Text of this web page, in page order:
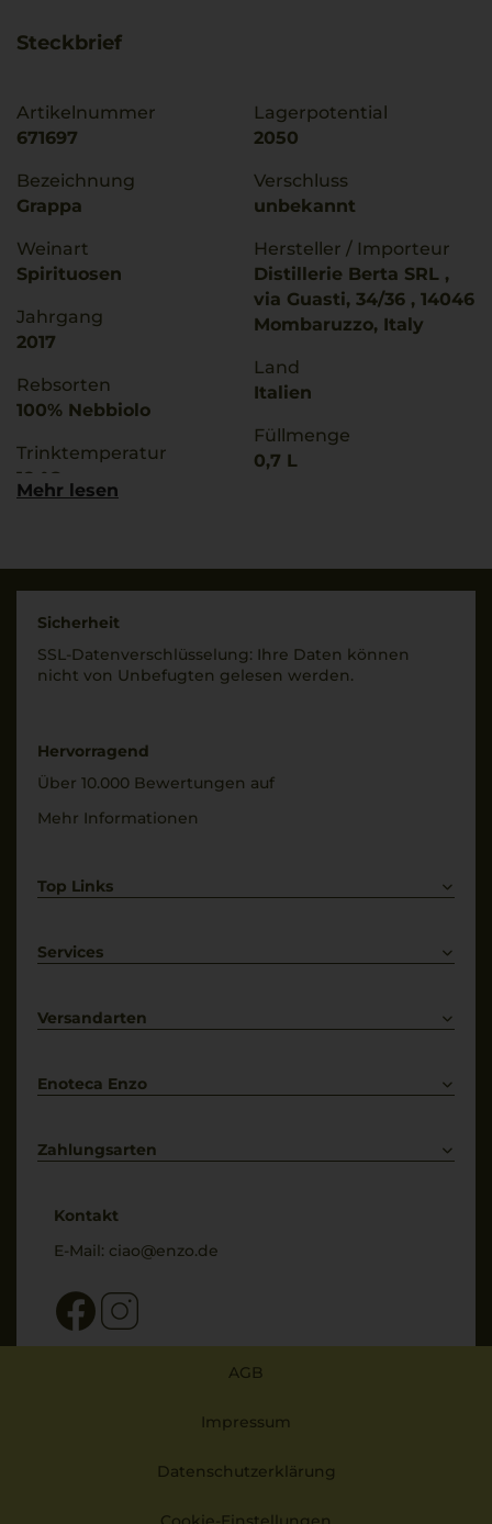
Steckbrief
Artikelnummer
671697
Bezeichnung
Grappa
Weinart
Spirituosen
Jahrgang
2017
Rebsorten
100% Nebbiolo
Trinktemperatur
18 °C
Lagerpotential
2050
Verschluss
unbekannt
Hersteller / Importeur
Distillerie Berta SRL ,
via Guasti, 34/36 , 14046
Mombaruzzo, Italy
Land
Italien
Füllmenge
0,7 L
Mehr lesen
Sicherheit
SSL-Daten­verschlüs­selung: Ihre Daten können
nicht von Unbe­fugten gelesen werden.
Hervorragend
Über 10.000 Bewertungen auf
Mehr Informationen
Top Links
Weißwein
Services
Kontakt
Versandarten
Enoteca Enzo
Bewertungs-Richtlinien
Zahlungsarten
Kontakt
E-Mail: ciao@enzo.de
AGB
Impressum
Datenschutzerklärung